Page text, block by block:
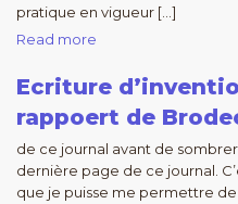
pratique en vigueur […]
Read more
Ecriture
rappoert de
de ce journal avant de
dernière page de ce journal.
que je puisse me permettre